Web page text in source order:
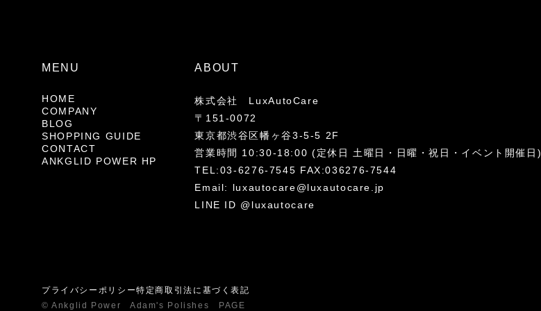
ABOUT
株式会社 LuxAutoCare
〒151-0072
東京都渋谷区幡ヶ谷3-5-5 2F
営業時間 10:30-18:00 (定休日 土曜日・日曜・祝日・イベント開催日)
TEL:03-6276-7545 FAX:036276-7544
Email: luxautocare@luxautocare.jp
LINE ID @luxautocare
MENU
HOME
COMPANY
BLOG
SHOPPING GUIDE
CONTACT
ANKGLID POWER HP
プライバシーポリシー特定商取引法に基づく表記
© Ankglid Power Adam's Polishes PAGE